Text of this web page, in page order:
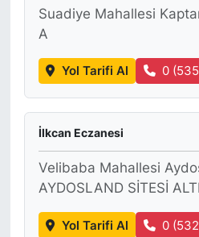
Suadiye Mahallesi
A
Yol Tarifi Al 0
İlkcan Eczanesi
Velibaba Mahallesi
AYDOSLAND SİTESİ
Yol Tarifi Al 0